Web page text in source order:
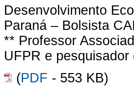
Desenvolvimento
Paraná – Bolsista
** Professor
UFPR e pesquisador
(PDF - 553 KB)